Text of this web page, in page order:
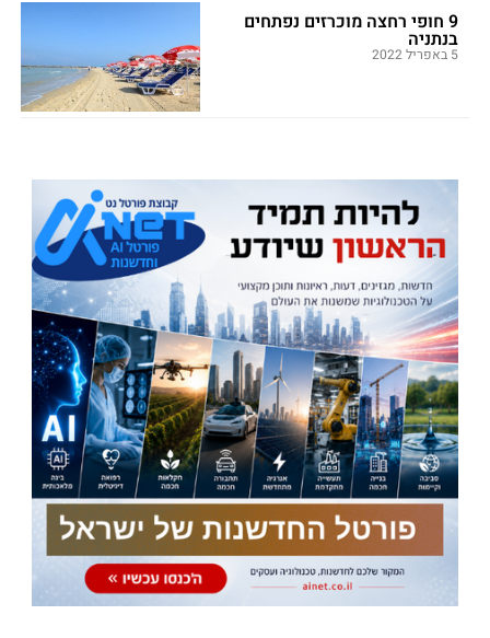
9 חופי רחצה מוכרזים נפתחים
בנתניה
5 באפריל 2022